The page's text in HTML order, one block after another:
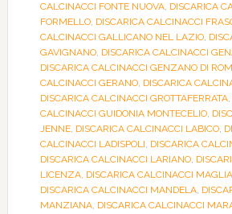
CALCINACCI FONTE NUOVA, DISCARICA
FORMELLO, DISCARICA CALCINACCI
CALCINACCI GALLICANO NEL LAZIO,
GAVIGNANO, DISCARICA CALCINACCI
DISCARICA CALCINACCI GENZANO DI
CALCINACCI GERANO, DISCARICA
DISCARICA CALCINACCI GROTTAFERRATA,
CALCINACCI GUIDONIA MONTECELIO,
JENNE, DISCARICA CALCINACCI LABICO,
CALCINACCI LADISPOLI, DISCARICA
DISCARICA CALCINACCI LARIANO,
LICENZA, DISCARICA CALCINACCI
DISCARICA CALCINACCI MANDELA,
MANZIANA, DISCARICA CALCINACCI